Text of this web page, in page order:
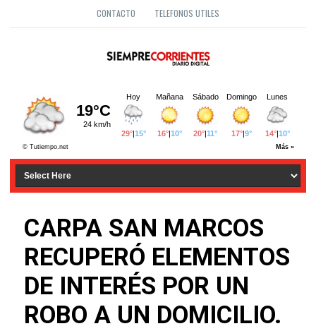
CONTACTO TELEFONOS UTILES
CARPA SAN MARCOS
RECUPERÓ ELEMENTOS
DE INTERÉS POR UN
ROBO A UN DOMICILIO.